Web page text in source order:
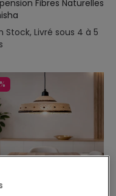
Fibres Naturelles
Stock, Livré sous 4 à 5